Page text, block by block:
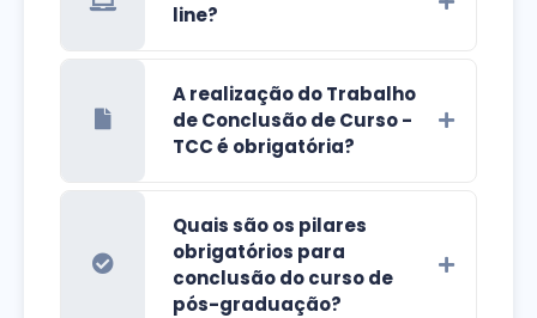
line?
A realização do Trabalho
de Conclusão de Curso -
TCC é obrigatória?
Quais são os pilares
obrigatórios para
conclusão do curso de
pós-graduação?